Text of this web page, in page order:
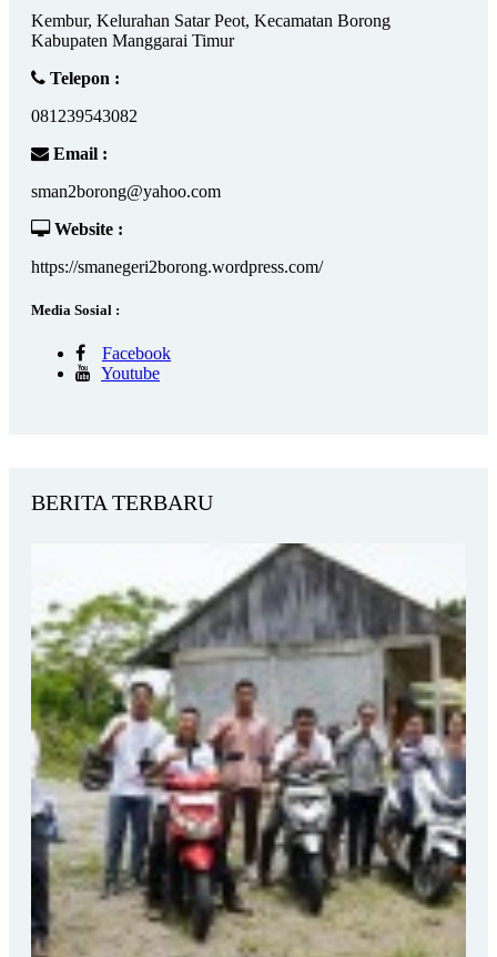
Kembur, Kelurahan Satar Peot, Kecamatan Borong
Kabupaten Manggarai Timur
Telepon :
081239543082
Email :
sman2borong@yahoo.com
Website :
https://smanegeri2borong.wordpress.com/
Media Sosial :
Facebook
Youtube
BERITA TERBARU